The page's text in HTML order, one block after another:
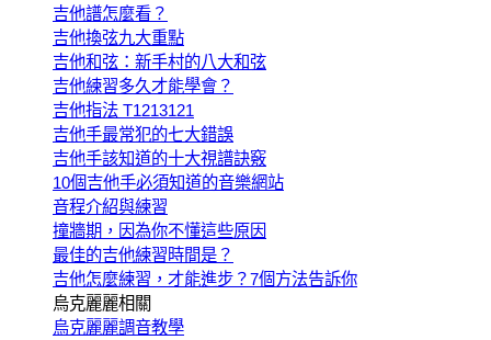
吉他譜怎麼看？
吉他換弦九大重點
吉他和弦：新手村的八大和弦
吉他練習多久才能學會？
吉他指法 T1213121
吉他手最常犯的七大錯誤
吉他手該知道的十大視譜訣竅
10個吉他手必須知道的音樂網站
音程介紹與練習
撞牆期，因為你不懂這些原因
最佳的吉他練習時間是？
吉他怎麼練習，才能進步？7個方法告訴你
烏克麗麗相關
烏克麗麗調音教學